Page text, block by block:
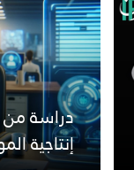
دراسة من
إنتاجية